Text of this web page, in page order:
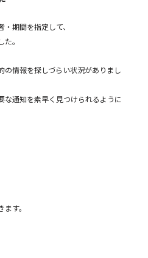
期間を指定して、
。
の情報を探しづらい状況がありまし
な通知を素早く見つけられるように
す。